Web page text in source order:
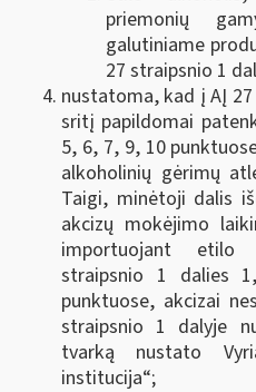
priemonių
galutiniame
27 straipsnio 1
nustatoma, kad į AĮ
sritį papildomai
5, 6, 7, 9, 10
alkoholinių gėrimų
Taigi, minėtoji dalis
akcizų mokėjimo
importuojant etilo
straipsnio 1
punktuose, akcizai
straipsnio 1 dalyje
tvarką nustato
institucija“;